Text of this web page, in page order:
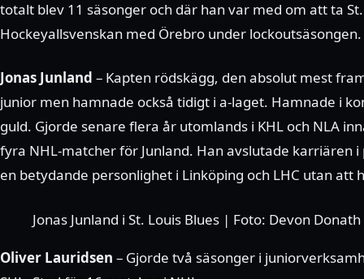
totalt blev 11 säsonger och där han var med om att ta
Hockeyallsvenskan med Örebro under lockoutsäsongen.
Jonas Junland – Kapten rödskägg, den absolut mest
junior men hamnade också tidigt i a-laget. Hamnade i
guld. Gjorde senare flera år utomlands i KHL och NLA
fyra NHL-matcher för Junland. Han avslutade karriären
en betydande personlighet i Linköping och LHC utan att
Jonas Junland i St. Louis Blues | Foto: Devon Donath
Oliver Lauridsen – Gjorde två säsonger i